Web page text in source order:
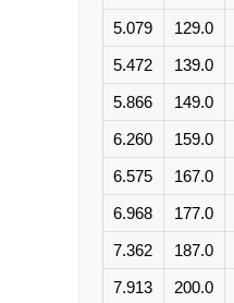
129.0
5.079
139.0
5.472
149.0
5.866
159.0
6.260
167.0
6.575
177.0
6.968
187.0
7.362
200.0
7.913